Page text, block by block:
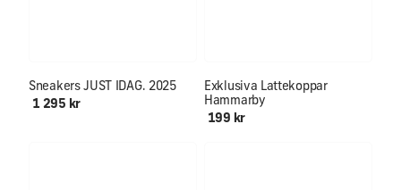
Sneakers JUST IDAG. 2025
1 295 kr
Exklusiva Lattekoppar
Hammarby
199 kr